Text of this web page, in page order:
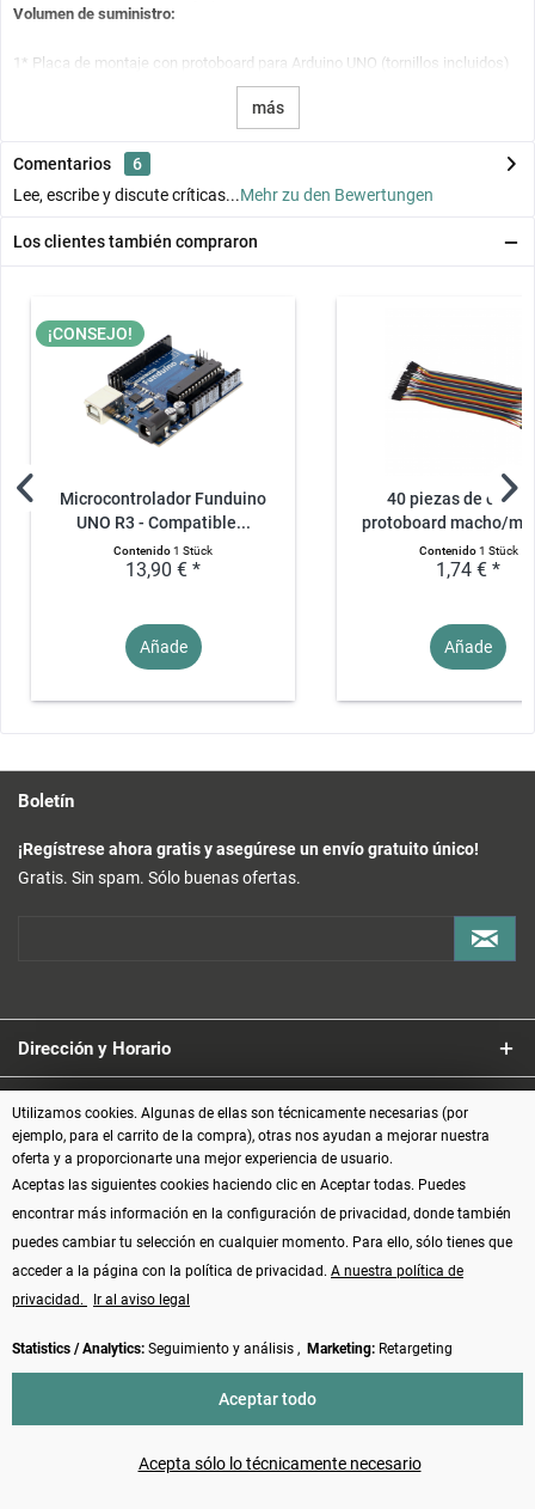
Volumen de suministro:
1* Placa de montaje con protoboard para Arduino UNO (tornillos incluidos)
más
Comentarios
6
Lee, escribe y discute críticas...Mehr zu den Bewertungen
Los clientes también compraron
¡CONSEJO!
Microcontrolador Funduino
UNO R3 - Compatible...
Contenido1 Stück
13,90 € *
Añade
40 piezas de cable
protoboard macho/
Contenido1 Stück
1,74 € *
Añade
Boletín
¡Regístrese ahora gratis y asegúrese un envío gratuito único!
Gratis. Sin spam. Sólo buenas ofertas.
Dirección y Horario
Servicio
Información
Formas de pago
Vertrag widerrufen
los gastos contra reembolso, si no se indica lo contrario
Utilizamos cookies. Algunas de ellas son técnicamente necesarias (por
ejemplo, para el carrito de la compra), otras nos ayudan a mejorar nuestra
oferta y a proporcionarte una mejor experiencia de usuario.
Aceptas las siguientes cookies haciendo clic en Aceptar todas. Puedes
encontrar más información en la configuración de privacidad, donde también
puedes cambiar tu selección en cualquier momento. Para ello, sólo tienes que
acceder a la página con la política de privacidad. A nuestra política de
privacidad.
Ir al aviso legal
Statistics / Analytics: Seguimiento y análisis , Marketing: Retargeting
Acepta sólo lo técnicamente necesario
Aceptar todo